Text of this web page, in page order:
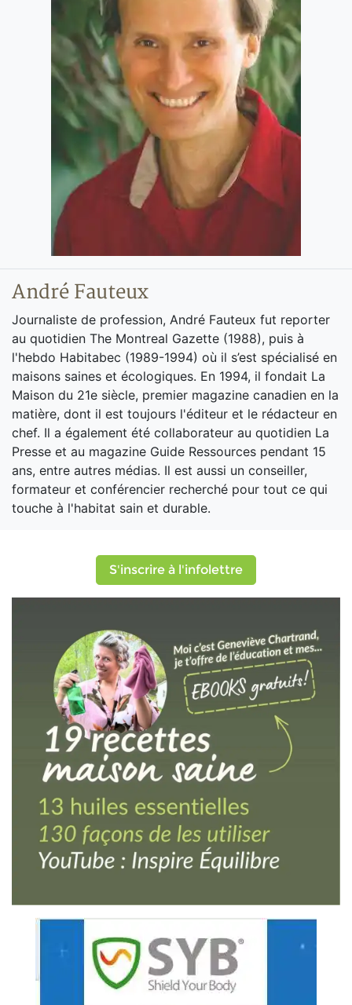
André Fauteux
Journaliste de profession, André Fauteux fut reporter
au quotidien The Montreal Gazette (1988), puis à
l'hebdo Habitabec (1989-1994) où il s’est spécialisé en
maisons saines et écologiques. En 1994, il fondait La
Maison du 21e siècle, premier magazine canadien en la
matière, dont il est toujours l'éditeur et le rédacteur en
chef. Il a également été collaborateur au quotidien La
Presse et au magazine Guide Ressources pendant 15
ans, entre autres médias. Il est aussi un conseiller,
formateur et conférencier recherché pour tout ce qui
touche à l'habitat sain et durable.
S'inscrire à l'infolettre